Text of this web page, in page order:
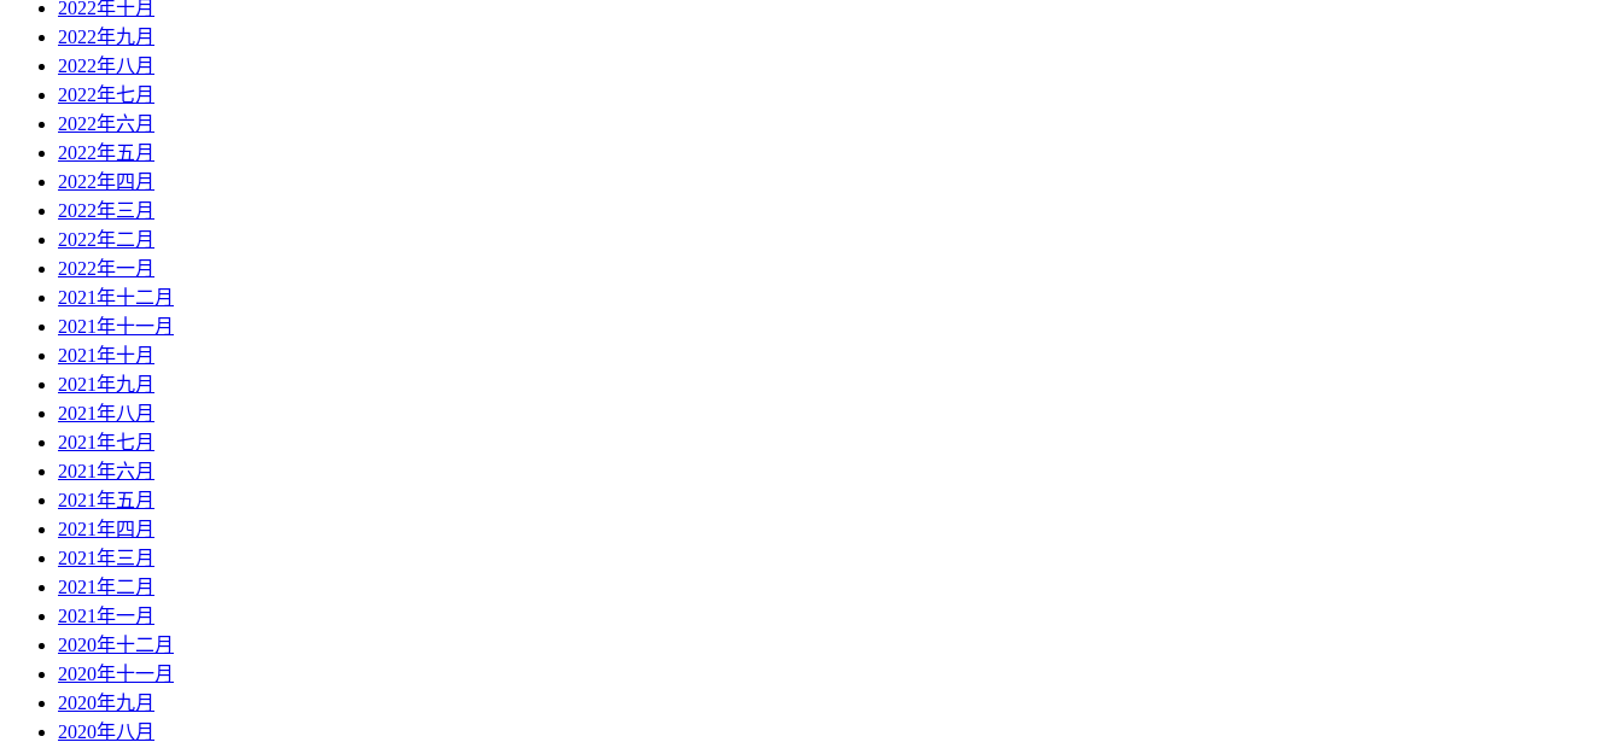
2022年十月
2022年九月
2022年八月
2022年七月
2022年六月
2022年五月
2022年四月
2022年三月
2022年二月
2022年一月
2021年十二月
2021年十一月
2021年十月
2021年九月
2021年八月
2021年七月
2021年六月
2021年五月
2021年四月
2021年三月
2021年二月
2021年一月
2020年十二月
2020年十一月
2020年九月
2020年八月